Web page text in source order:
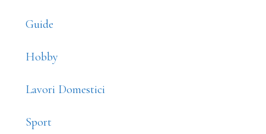
Guide
Hobby
Lavori Domestici
Sport